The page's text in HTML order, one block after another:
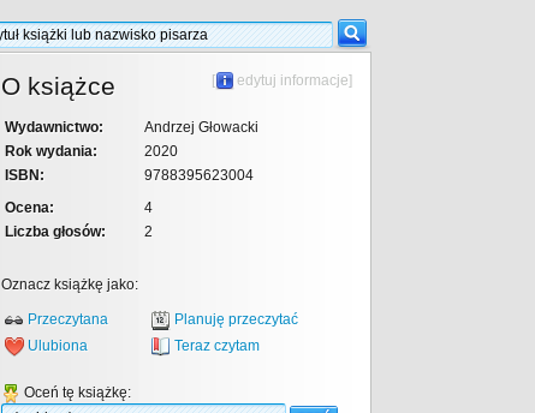
[ edytuj informacje]
O książce
Wydawnictwo:
Andrzej Głowacki
Rok wydania:
2020
ISBN:
9788395623004
Ocena:
4
Liczba głosów:
2
Oznacz książkę jako:
Przeczytana
Planuję przeczytać
Ulubiona
Teraz czytam
Oceń tę książkę: